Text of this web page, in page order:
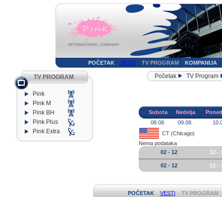
POČETAK VESTI TV PROGRAM KOMPANIJA
TV PROGRAM
Pink
Pink M
Pink BH
Pink Plus
Pink Extra
Početak TV Program
Subota Nedelja
08.08.
09.08.
CT (Chicago)
Nema podataka
02 - 12
12 -
02 - 12 12 -
POČETAK VESTI TV PROGRAM